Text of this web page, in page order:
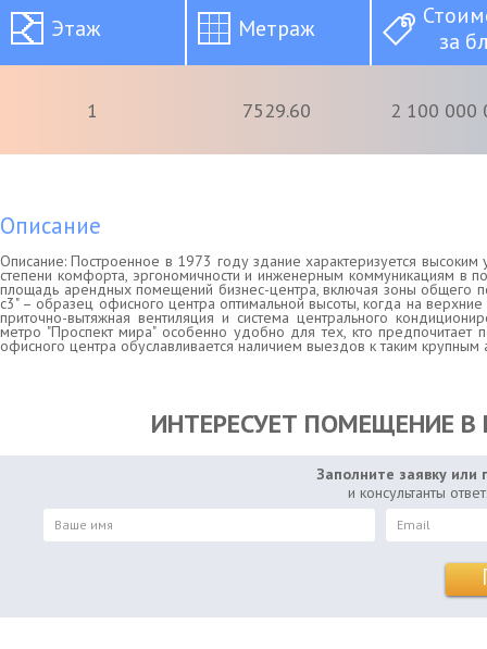
Этаж Метраж
за
1 7529.60 2 100 000
Описание
Описание: Построенное в 1973 году здание характеризуется
степени комфорта, эргономичности и инженерным коммуникациям в
площадь арендных помещений бизнес-центра, включая зоны общего
с3" – образец офисного центра оптимальной высоты, когда на
приточно-вытяжная вентиляция и система центрального
метро "Проспект мира" особенно удобно для тех, кто предпочитает
офисного центра обуславливается наличием выездов к таким
ИНТЕРЕСУЕТ ПОМЕЩЕНИЕ В
Заполните заявку или
и консультанты